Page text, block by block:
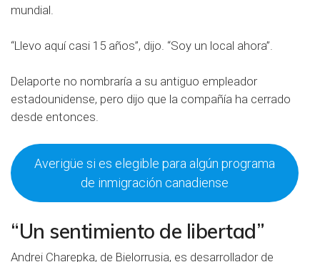
mundial.
“Llevo aquí casi 15 años”, dijo. “Soy un local ahora”.
Delaporte no nombraría a su antiguo empleador
estadounidense, pero dijo que la compañía ha cerrado
desde entonces.
Averigüe si es elegible para algún programa
de inmigración canadiense
“Un sentimiento de libertad”
Andrei Charepka, de Bielorrusia, es desarrollador de